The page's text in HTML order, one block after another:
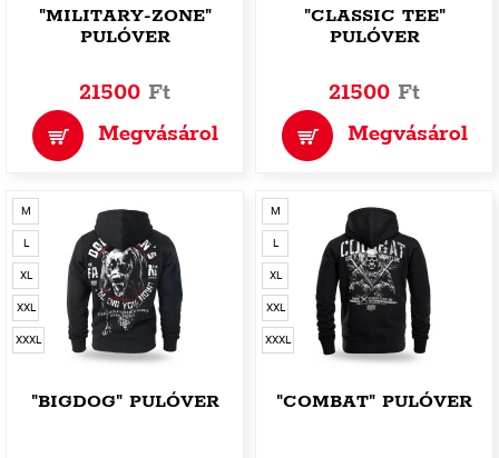
"MILITARY-ZONE"
PULÓVER
21500 Ft
Megvásárol
"CLASSIC TEE"
PULÓVER
21500 Ft
Megvásárol
M
L
XL
XXL
XXXL
"BIGDOG" PULÓVER
M
L
XL
XXL
XXXL
"COMBAT" PULÓVER